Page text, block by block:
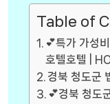
Table of
💕특가 가성
호텔호텔 |
경북 청도군
💕경북 청도